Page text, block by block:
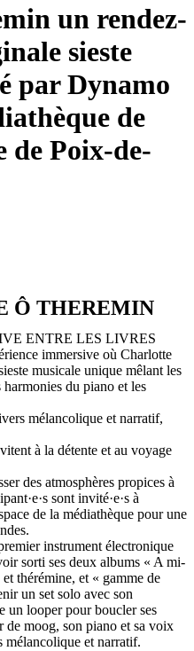
un rendez-
sieste
par Dynamo
de
de Poix-de-
Ô THEREMIN
ENTRE LES LIVRES
immersive où Charlotte
musicale unique mêlant les
harmonies du piano et les
mélancolique et narratif,
à la détente et au voyage
des atmosphères propices à
sont invité·e·s à
de la médiathèque pour une
instrument électronique
sorti ses deux albums « A mi-
thérémine, et « gamme de
un set solo avec son
un looper pour boucler ses
de moog, son piano et sa voix
mélancolique et narratif.